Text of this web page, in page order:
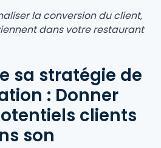
la conversion du client,
dans votre restaurant
sa stratégie de
: Donner
clients
son